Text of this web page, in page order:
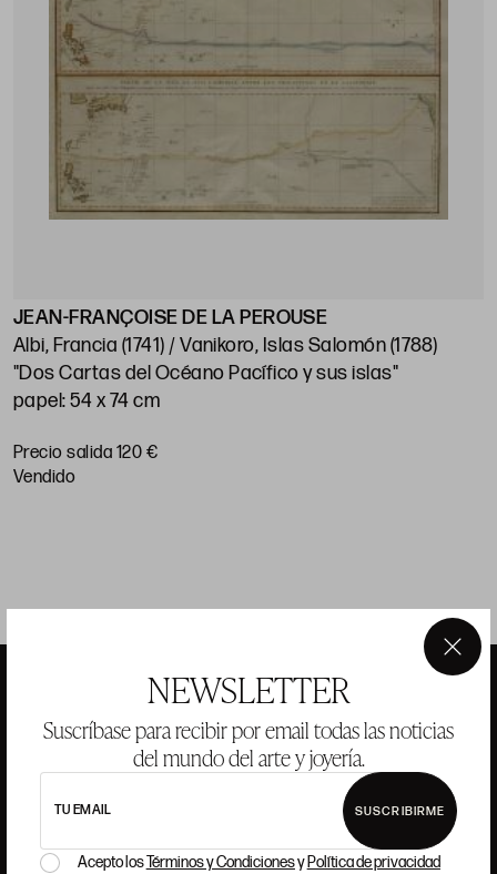
NEWSLETTER
Suscríbase para recibir por email todas las noticias
del mundo del arte y joyería.
TU EMAIL SUSCRIBIRME
Acepto losTérminos y Condicionesy Política de privacidad
×
JEAN-FRANÇOISE DE LA PEROUSE
Albi, Francia (1741) / Vanikoro, Islas Salomón (1788)
"Dos Cartas del Océano Pacífico y sus islas"
papel: 54 x 74 cm
Precio salida 120 €
vendido
ANSORENA
HISTORIA